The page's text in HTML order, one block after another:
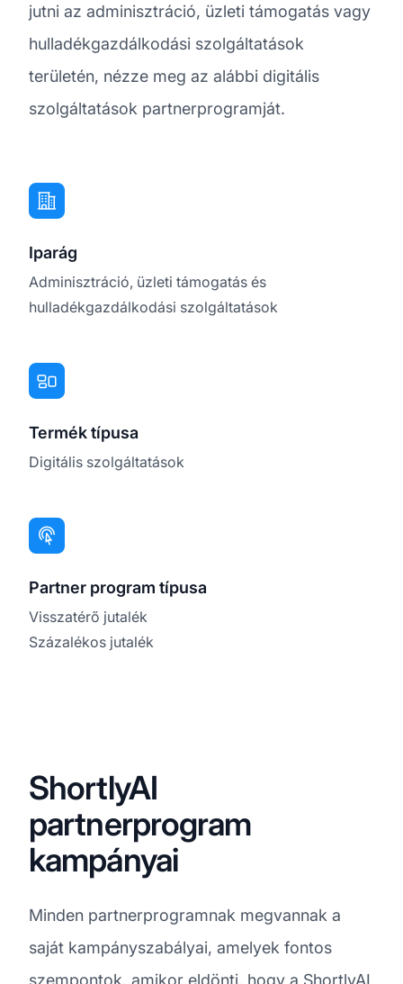
jutni az adminisztráció, üzleti támogatás vagy
hulladékgazdálkodási szolgáltatások
területén, nézze meg az alábbi digitális
szolgáltatások partnerprogramját.
Iparág
Adminisztráció, üzleti támogatás és
hulladékgazdálkodási szolgáltatások
Termék típusa
Digitális szolgáltatások
Partner program típusa
Visszatérő jutalék
Százalékos jutalék
ShortlyAI
partnerprogram
kampányai
Minden partnerprogramnak megvannak a
saját kampányszabályai, amelyek fontos
szempontok, amikor eldönti, hogy a ShortlyAI